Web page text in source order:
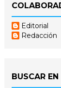
Editorial
Redacción
BUSCAR